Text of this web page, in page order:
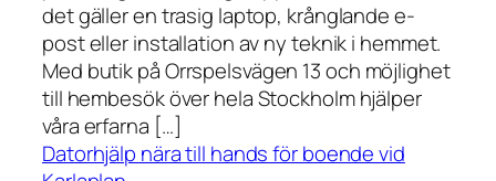
det gäller en trasig laptop, krånglande e-
post eller installation av ny teknik i hemmet.
Med butik på Orrspelsvägen 13 och möjlighet
till hembesök över hela Stockholm hjälper
våra erfarna […]
Datorhjälp nära till hands för boende vid